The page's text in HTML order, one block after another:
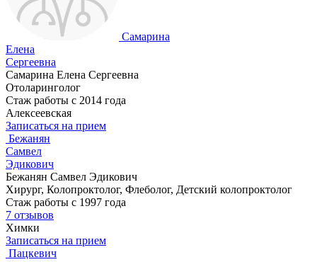
Самарина
Елена
Сергеевна
Самарина Елена Сергеевна
Отоларинголог
Стаж работы с 2014 года
Алексеевская
Записаться на прием
Бежанян
Самвел
Эдикович
Бежанян Самвел Эдикович
Хирург, Колопроктолог, Флеболог, Детский колопроктолог
Стаж работы с 1997 года
7 отзывов
Химки
Записаться на прием
Пацкевич